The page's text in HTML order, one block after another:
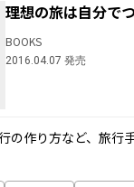
理想の旅は自分で
BOOKS
2016.04.07 発売
の作り方など、旅行